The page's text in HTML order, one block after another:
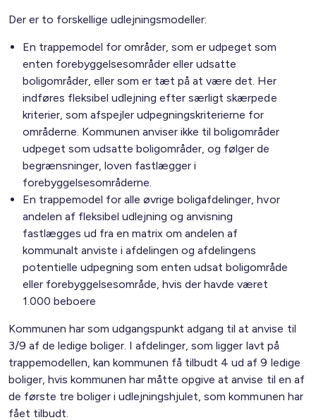
Der er to forskellige udlejningsmodeller:
En trappemodel for områder, som er udpeget som
enten forebyggelsesområder eller udsatte
boligområder, eller som er tæt på at være det. Her
indføres fleksibel udlejning efter særligt skærpede
kriterier, som afspejler udpegningskriterierne for
områderne. Kommunen anviser ikke til boligområder
udpeget som udsatte boligområder, og følger de
begrænsninger, loven fastlægger i
forebyggelsesområderne.
En trappemodel for alle øvrige boligafdelinger, hvor
andelen af fleksibel udlejning og anvisning
fastlægges ud fra en matrix om andelen af
kommunalt anviste i afdelingen og afdelingens
potentielle udpegning som enten udsat boligområde
eller forebyggelsesområde, hvis der havde været
1.000 beboere
Kommunen har som udgangspunkt adgang til at anvise til
3/9 af de ledige boliger. I afdelinger, som ligger lavt på
trappemodellen, kan kommunen få tilbudt 4 ud af 9 ledige
boliger, hvis kommunen har måtte opgive at anvise til en af
de første tre boliger i udlejningshjulet, som kommunen har
fået tilbudt.